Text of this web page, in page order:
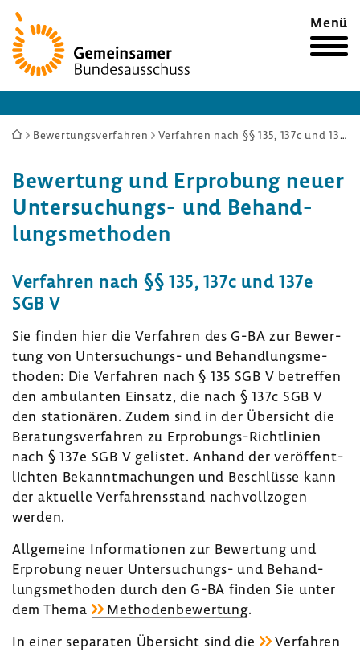
Zur
Startseite
Menü
Sie
hier:
Bewertungsverfahren Verfahren nach §§ 135, 137c und 137e SGB V
Bewer­tung und Erpro­bung neuer
Untersuchungs-​ und Behand­
lungs­me­thoden
Verfahren nach §§ 135, 137c und 137e
SGB V
Sie finden hier die Verfahren des G-BA zur Bewer­
tung von Untersuchungs-​ und Behand­lungs­me­
thoden: Die Verfahren nach § 135 SGB V betreffen
den ambu­lanten Einsatz, die nach § 137c SGB V
den statio­nären. Zudem sind in der Über­sicht die
Bera­tungs­ver­fahren zu Erprobungs-​Richtlinien
nach § 137e SGB V gelistet. Anhand der veröf­fent­
lichten Bekannt­ma­chungen und Beschlüsse kann
der aktu­elle Verfah­rens­stand nach­voll­zogen
werden.
Allge­meine Infor­ma­tionen zur Bewer­tung und
Erpro­bung neuer Untersuchungs-​ und Behand­
lungs­me­thoden durch den G-BA finden Sie unter
dem Thema
Metho­den­be­wer­tung.
In einer sepa­raten Über­sicht sind die
Verfahren